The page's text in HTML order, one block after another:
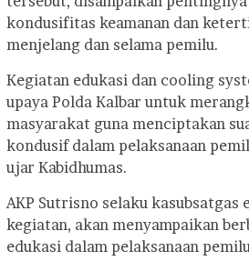
kondusifitas keamanan dan
menjelang dan selama pemilu.
Kegiatan edukasi dan cooling
upaya Polda Kalbar untuk
masyarakat guna menciptakan
kondusif dalam pelaksanaan
ujar Kabidhumas.
AKP Sutrisno selaku kasubsatgas
kegiatan, akan menyampaikan
edukasi dalam pelaksanaan